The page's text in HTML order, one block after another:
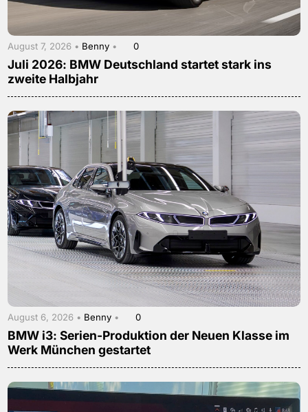
August 7, 2026 • Benny • 0
Juli 2026: BMW Deutschland startet stark ins
zweite Halbjahr
August 6, 2026 • Benny • 0
BMW i3: Serien-Produktion der Neuen Klasse im
Werk München gestartet